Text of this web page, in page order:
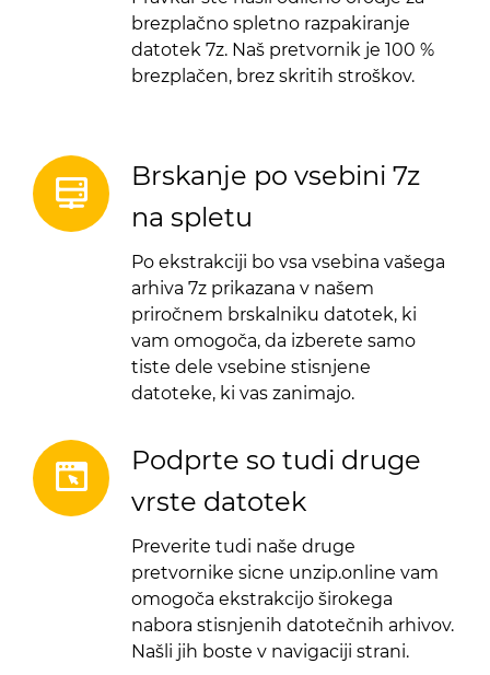
brezplačno spletno razpakiranje
datotek 7z. Naš pretvornik je 100 %
brezplačen, brez skritih stroškov.
Brskanje po vsebini 7z
na spletu
Po ekstrakciji bo vsa vsebina vašega
arhiva 7z prikazana v našem
priročnem brskalniku datotek, ki
vam omogoča, da izberete samo
tiste dele vsebine stisnjene
datoteke, ki vas zanimajo.
Podprte so tudi druge
vrste datotek
Preverite tudi naše druge
pretvornike sicne unzip.online vam
omogoča ekstrakcijo širokega
nabora stisnjenih datotečnih arhivov.
Našli jih boste v navigaciji strani.